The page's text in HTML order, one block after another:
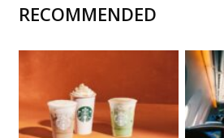
RECOMMENDED